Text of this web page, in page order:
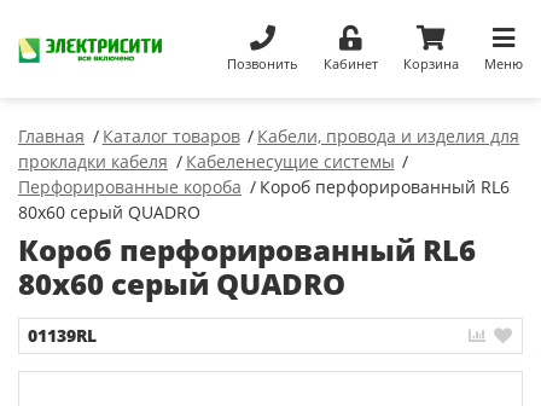
Позвонить Кабинет Корзина Меню
Главная Каталог товаров
Кабели, провода и изделия для
прокладки кабеля
Кабеленесущие системы
Перфорированные короба
Короб перфорированный RL6
80x60 серый QUADRO
Короб перфорированный RL6
80x60 серый QUADRO
01139RL